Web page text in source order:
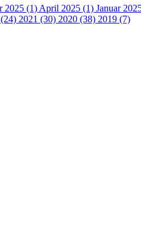
2025 (1) April 2025 (1) Januar
2021 (30) 2020 (38) 2019 (7)